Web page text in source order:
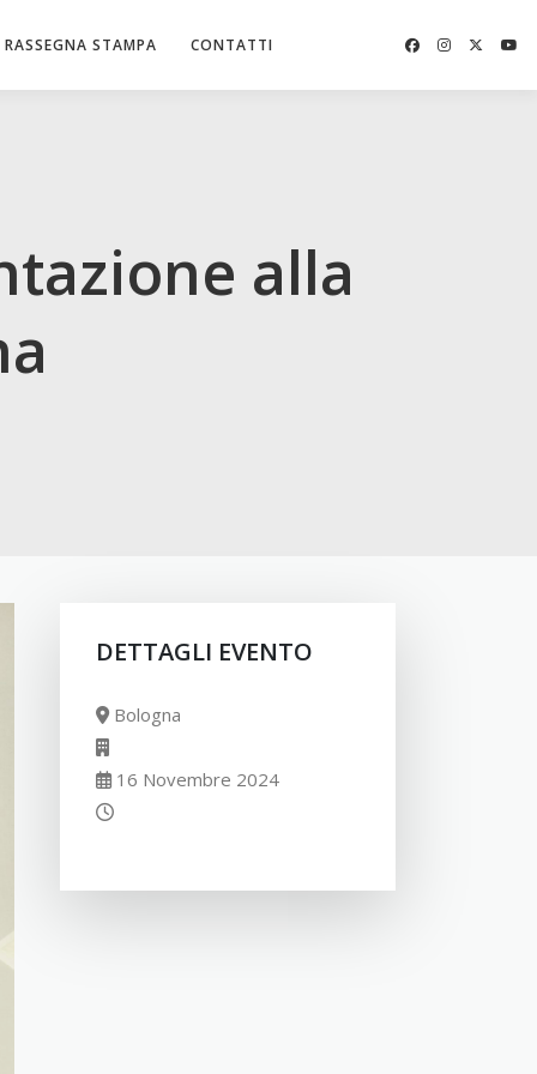
RASSEGNA STAMPA CONTATTI
alla
DETTAGLI EVENTO
Bologna
16 Novembre 2024